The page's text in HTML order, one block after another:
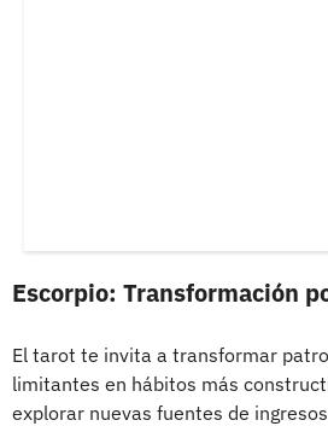
Escorpio: Transformación
El tarot te invita a transformar
limitantes en hábitos más
explorar nuevas fuentes de